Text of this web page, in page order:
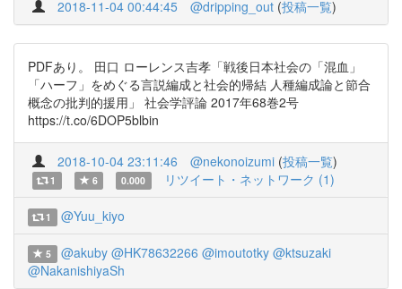
2018-11-04 00:44:45 @dripping_out (投稿一覧)
PDFあり。 田口 ローレンス吉孝「戦後日本社会の「混血」
「ハーフ」をめぐる言説編成と社会的帰結 人種編成論と節合
概念の批判的援用」 社会学評論 2017年68巻2号
https://t.co/6DOP5blbin
2018-10-04 23:11:46 @nekonoizumi (投稿一覧)
1 6 0.000 リツイート・ネットワーク (1)
1 @Yuu_kiyo
5 @akuby @HK78632266 @imoutotky @ktsuzaki
@NakanishiyaSh